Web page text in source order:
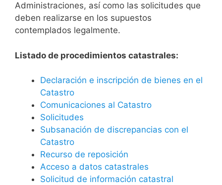
Administraciones, así como las solicitudes que
deben realizarse en los supuestos
contemplados legalmente.
Listado de procedimientos catastrales:
Declaración e inscripción de bienes en el
Catastro
Comunicaciones al Catastro
Solicitudes
Subsanación de discrepancias con el
Catastro
Recurso de reposición
Acceso a datos catastrales
Solicitud de información catastral